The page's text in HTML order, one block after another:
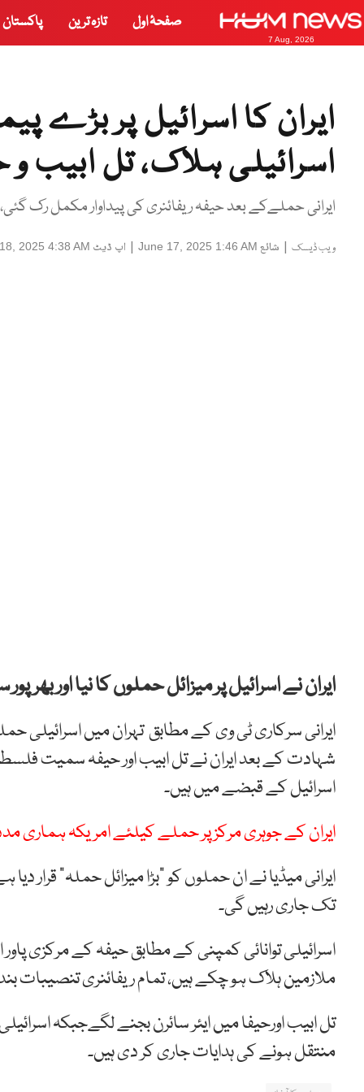
7 Aug, 2026
صفحۂ اول تازہ ترین پاکستان
اسرائیلی ہلاک، تل ابیب
ایرانی حملےکے بعد حیفہ ریفائنری کی پیداوار مکمل رک گئی،
ویب ڈیسک | شائع June 17, 2025 1:46 AM
| اپ ڈیٹ 2025 4:38 AM
ایران نے اسرائیل پر میزائل حملوں کا نیا اور
ایرانی سرکاری ٹی وی کے مطابق تہران میں اسرائیلی
شہادت کے بعد ایران نے تل ابیب اور حیفہ سمیت
اسرائیل کے قبضے میں ہیں۔
ایران کے جوہری مرکز پر حملے کیلئے امریکہ ہماری
ایرانی میڈیا نے ان حملوں کو “بڑا میزائل حملہ” قرار
تک جاری رہیں گی۔
اسرائیلی توانائی کمپنی کے مطابق حیفہ کے مرکزی
ملازمین ہلاک ہو چکے ہیں، تمام ریفائنری تنصیبات
تل ابیب اورحیفا میں ایئر سائرن بجنے لگےجبکہ
منتقل ہونے کی ہدایات جاری کر دی ہیں۔